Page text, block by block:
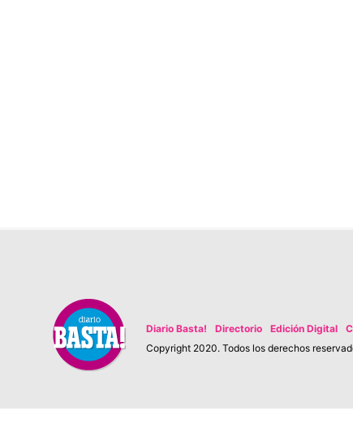
Diario Basta! Directorio Edición Digital
Copyright 2020. Todos los derechos